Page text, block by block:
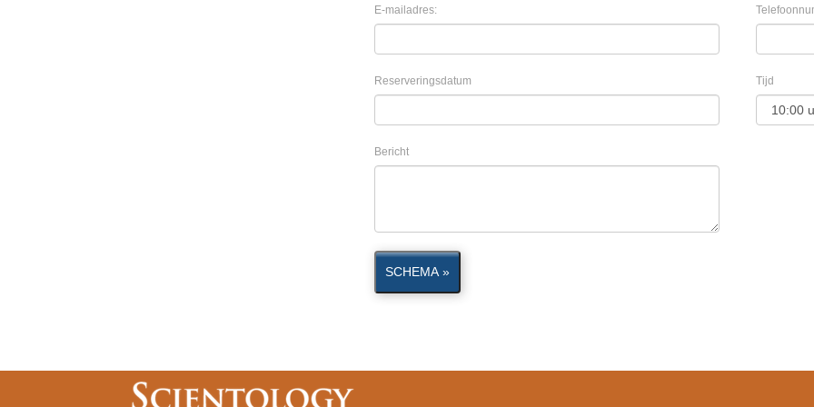
E-mailadres:
Reserveringsdatum Tijd
Bericht
SCHEMA »